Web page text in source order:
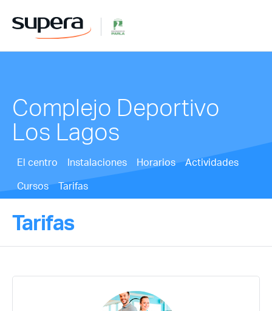
Complejo Deportivo
Los Lagos
El centro Instalaciones Horarios
Actividades
Cursos
Tarifas
Tarifas